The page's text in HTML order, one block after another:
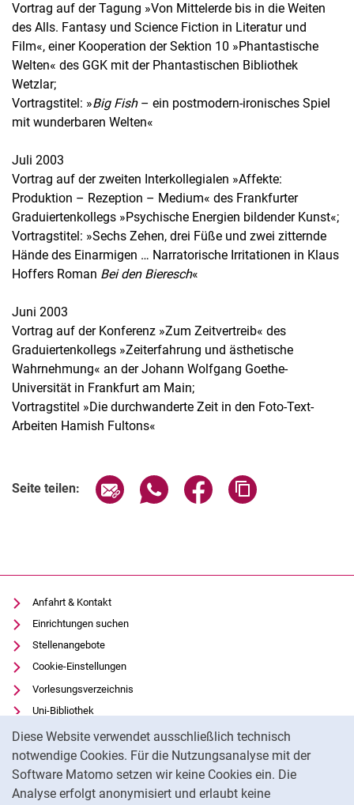
Diese Website verwendet ausschließlich technisch
notwendige Cookies. Für die Nutzungsanalyse mit der
Software Matomo setzen wir keine Cookies ein. Die
Analyse erfolgt anonymisiert und erlaubt keine
Vortrag auf der Tagung »Von Mittelerde bis in die Weiten
des Alls. Fantasy und Science Fiction in Literatur und
Film«, einer Kooperation der Sektion 10 »Phantastische
Welten« des GGK mit der Phantastischen Bibliothek
Wetzlar;
Vortragstitel: »Big Fish– ein postmodern-ironisches Spiel
mit wunderbaren Welten«
Juli 2003
Vortrag auf der zweiten Interkollegialen »Affekte:
Produktion – Rezeption – Medium« des Frankfurter
Graduiertenkollegs »Psychische Energien bildender Kunst«;
Vortragstitel: »Sechs Zehen, drei Füße und zwei zitternde
Hände des Einarmigen … Narratorische Irritationen in Klaus
Hoffers Roman Bei den Bieresch«
Juni 2003
Vortrag auf der Konferenz »Zum Zeitvertreib« des
Graduiertenkollegs »Zeiterfahrung und ästhetische
Wahrnehmung« an der Johann Wolfgang Goethe-
Universität in Frankfurt am Main;
Vortragstitel »Die durchwanderte Zeit in den Foto-Text-
Arbeiten Hamish Fultons«
Seite teilen: Seite über E-Mail teilen
Seite über WhatsApp teilen
Seite über Facebook
Anfahrt & Kontakt
Einrichtungen suchen
Stellenangebote
Cookie-Einstellungen
Vorlesungsverzeichnis
Uni-Bibliothek
Moodle
Panopto
Datenschutz
Barrierefreiheit